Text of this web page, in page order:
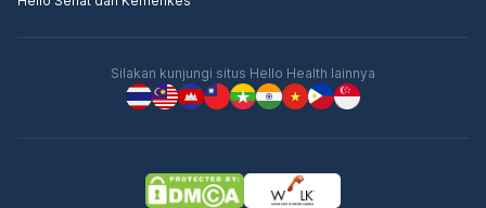
Silakan kunjungi situs Hello Health lainnya